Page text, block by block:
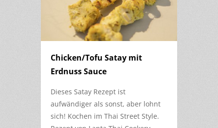
Chicken/Tofu Satay mit
Erdnuss Sauce
Dieses Satay Rezept ist
aufwändiger als sonst, aber lohnt
sich! Kochen im Thai Street Style.